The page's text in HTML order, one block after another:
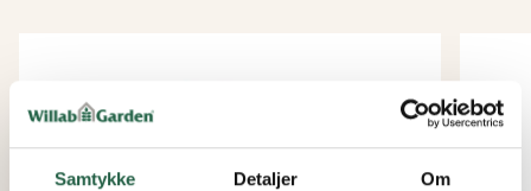
Samtykke Detaljer Om